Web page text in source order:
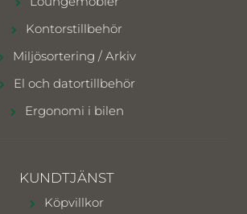
Kontorstillbehör
Miljösortering / Arkiv
El och datortillbehör
Ergonomi i bilen
KUNDTJÄNST
Köpvillkor